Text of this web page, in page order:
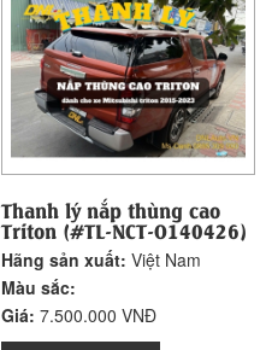
Thanh lý nắp thùng cao
Triton (#TL-NCT-O140426)
Hãng sản xuất:Việt Nam
Màu sắc:
Giá:7.500.000 VNĐ